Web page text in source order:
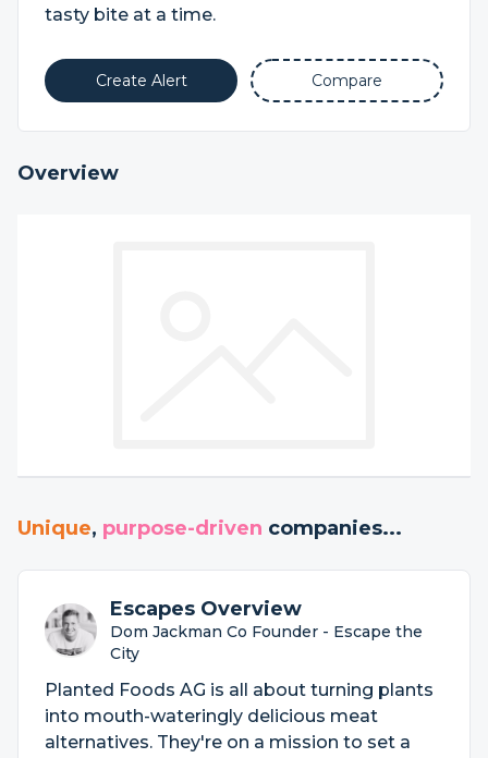
tasty bite at a time.
Create Alert Compare
Overview
Unique, purpose-driven companies...
Escapes Overview
Dom Jackman Co Founder - Escape the
City
Planted Foods AG is all about turning plants
into mouth-wateringly delicious meat
alternatives. They're on a mission to set a